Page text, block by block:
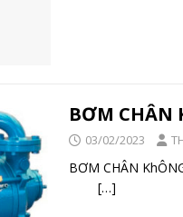
BƠM CHÂN
03/02/2023
BƠM CHÂN
[…]